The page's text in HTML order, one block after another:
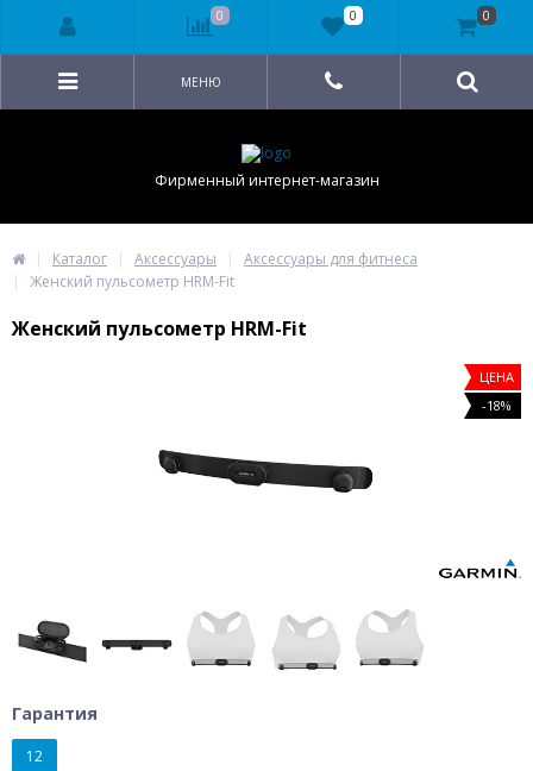
Фирменный интернет-магазин
МЕНЮ
Каталог Аксессуары
Аксессуары для фитнеса
Женский пульсометр HRM-Fit
Женский пульсометр HRM-Fit
ЦЕНА
-18%
Гарантия
12
0 0 0